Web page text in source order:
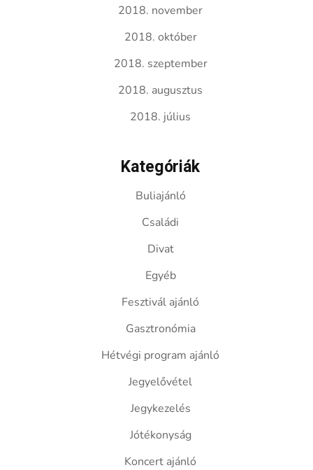
2018. november
2018. október
2018. szeptember
2018. augusztus
2018. július
Kategóriák
Buliajánló
Családi
Divat
Egyéb
Fesztivál ajánló
Gasztronómia
Hétvégi program ajánló
Jegyelővétel
Jegykezelés
Jótékonyság
Koncert ajánló